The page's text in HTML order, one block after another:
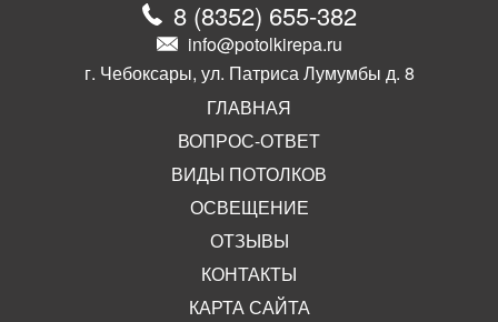
8 (8352) 655-382
info@potolkirepa.ru
г. Чебоксары, ул. Патриса Лумумбы д. 8
ГЛАВНАЯ
ВОПРОС-ОТВЕТ
ВИДЫ ПОТОЛКОВ
ОСВЕЩЕНИЕ
ОТЗЫВЫ
КОНТАКТЫ
КАРТА САЙТА